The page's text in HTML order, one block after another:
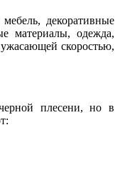
декоративные
материалы, одежда,
скоростью,
плесени, но в